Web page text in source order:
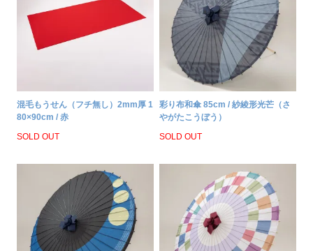
混毛もうせん（フチ無し）2mm厚 1
80×90cm / 赤
SOLD OUT
彩り布和傘 85cm / 紗綾形光芒（さ
やがたこうぼう）
SOLD OUT